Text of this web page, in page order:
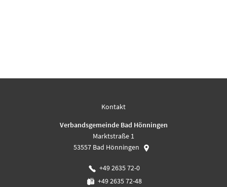
Kontakt
Verbandsgemeinde Bad Hönningen
Marktstraße 1
53557 Bad Hönningen
+49 2635 72-0
+49 2635 72-48